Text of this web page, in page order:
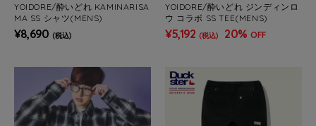
YOIDORE/酔いどれ KAMINARISA
MA SS シャツ(MENS)
¥8,690 (税込)
YOIDORE/酔いどれ ジンディンロ
ウ コラボ SS TEE(MENS)
¥5,192 (税込) 20% OFF